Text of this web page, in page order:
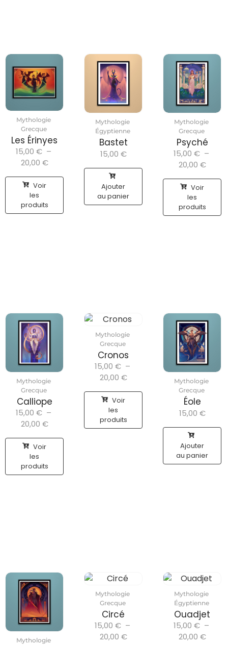
Mythologie
Grecque
Les Érinyes
15,00 € –
20,00 €
Voir
les
produits
Mythologie
Égyptienne
Bastet
15,00 €
Ajouter
au panier
Mythologie
Grecque
Psyché
15,00 € –
20,00 €
Voir
les
produits
Mythologie
Grecque
Calliope
15,00 € –
20,00 €
Voir
les
produits
Mythologie
Grecque
Cronos
15,00 € –
20,00 €
Voir
les
produits
Mythologie
Grecque
Éole
15,00 €
Ajouter
au panier
Mythologie
Mythologie
Grecque
Circé
15,00 € –
20,00 €
Mythologie
Égyptienne
Ouadjet
15,00 € –
20,00 €